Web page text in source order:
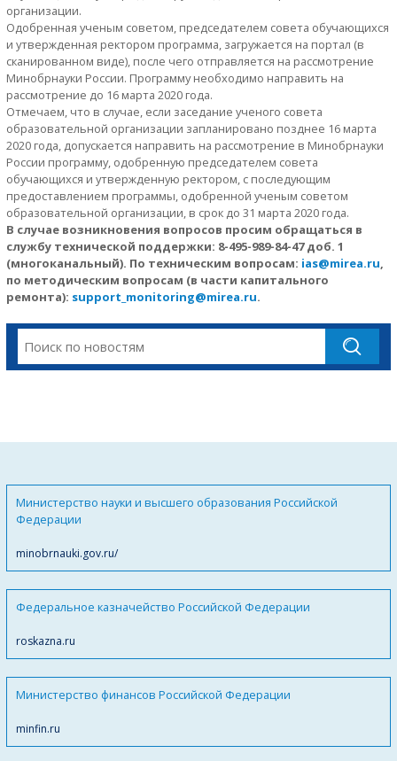
организации.
Одобренная ученым советом, председателем совета обучающихся
и утвержденная ректором программа, загружается на портал (в
сканированном виде), после чего отправляется на рассмотрение
Минобрнауки России. Программу необходимо направить на
рассмотрение до 16 марта 2020 года.
Отмечаем, что в случае, если заседание ученого совета
образовательной организации запланировано позднее 16 марта
2020 года, допускается направить на рассмотрение в Минобрнауки
России программу, одобренную председателем совета
обучающихся и утвержденную ректором, с последующим
предоставлением программы, одобренной ученым советом
образовательной организации, в срок до 31 марта 2020 года.
В случае возникновения вопросов просим обращаться в
службу технической поддержки: 8-495-989-84-47 доб. 1
(многоканальный). По техническим вопросам: ias@mirea.ru
по методическим вопросам (в части капитального
ремонта): support_monitoring@mirea.ru.
Министерство науки и высшего образования Российской
Федерации
minobrnauki.gov.ru/
Федеральное казначейство Российской Федерации
roskazna.ru
Министерство финансов Российской Федерации
minfin.ru